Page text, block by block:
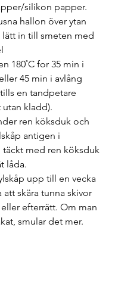
silikon papper.
hallon över ytan
lätt in till smeten med
180˚C for 35 min i
45 min i avlång
en tandpetare
kladd).
ren köksduk och
antigen i
täckt med ren köksduk
låda.
upp till en vecka
skära tunna skivor
efterrätt. Om man
smular det mer.